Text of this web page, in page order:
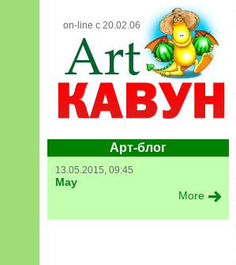
on-line с 20.02.06
Арт-блог
13.05.2015, 09:45
May
More